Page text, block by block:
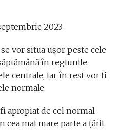
2023
vor situa ușor peste cele
în regiunile
centrale, iar în rest vor fi
normale.
apropiat de cel normal
cea mai mare parte a țării.